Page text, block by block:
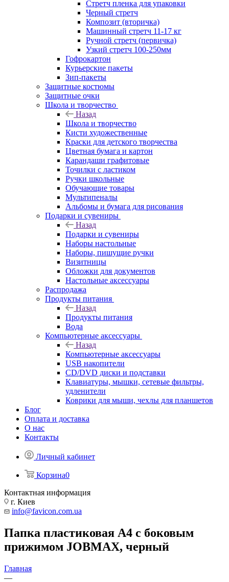
Стретч пленка для упаковки
Черный стретч
Композит (вторичка)
Машинный стретч 11-17 кг
Ручной стретч (первичка)
Узкий стретч 100-250мм
Гофрокартон
Курьерские пакеты
Зип-пакеты
Защитные костюмы
Защитные очки
Школа и творчество
Назад
Школа и творчество
Кисти художественные
Краски для детского творчества
Цветная бумага и картон
Карандаши графитовые
Точилки с ластиком
Ручки школьные
Обучающие товары
Мультипеналы
Альбомы и бумага для рисования
Подарки и сувениры
Назад
Подарки и сувениры
Наборы настольные
Наборы, пишущие ручки
Визитницы
Обложки для документов
Настольные аксессуары
Распродажа
Продукты питания
Назад
Продукты питания
Вода
Компьютерные аксессуары
Назад
Компьютерные аксессуары
USB накопители
CD/DVD диски и подставки
Клавиатуры, мышки, сетевые фильтры,
удленители
Коврики для мыши, чехлы для планшетов
Блог
Оплата и доставка
О нас
Контакты
Личный кабинет
Корзина0
Контактная информация
г. Киев
info@favicon.com.ua
Папка пластиковая A4 с боковым
прижимом JOBMAX, черный
Главная
—